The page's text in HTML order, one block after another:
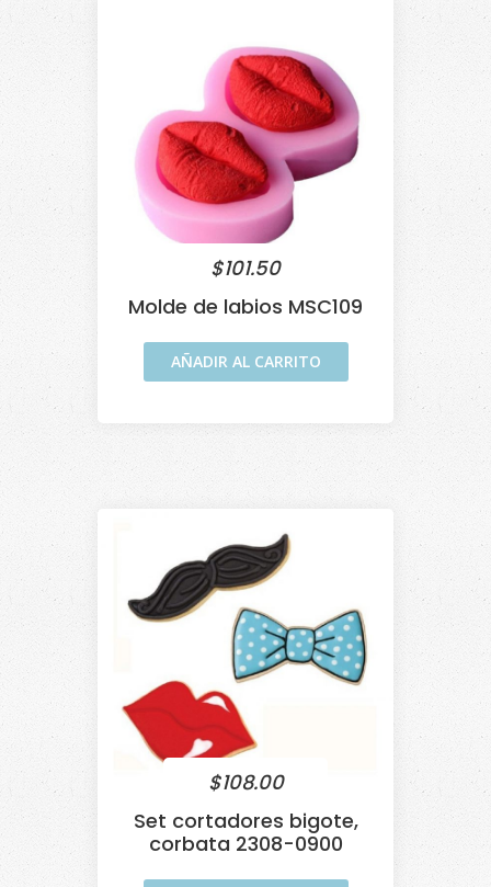
$101.50
Molde de labios MSC109
AÑADIR AL CARRITO
$108.00
Set cortadores bigote,
corbata 2308-0900